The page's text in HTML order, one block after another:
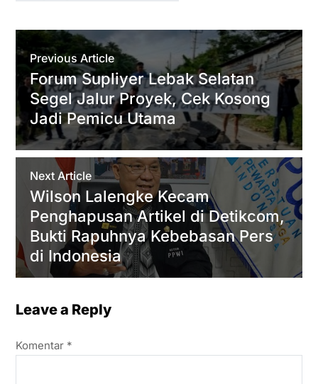
s
A
p
p
t
e
r
b
o
o
k
g
a
m
l
e
Previous Article
Forum Supliyer Lebak Selatan
Segel Jalur Proyek, Cek Kosong
Jadi Pemicu Utama
Next Article
Wilson Lalengke Kecam
Penghapusan Artikel di Detikcom,
Bukti Rapuhnya Kebebasan Pers
di Indonesia
Leave a Reply
Komentar *